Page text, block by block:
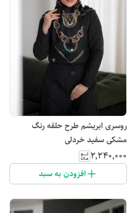
روسری ابریشم طرح حلقه رنگ
مشکی سفید خردلی
۲٬۲۴۰٬۰۰۰
افزودن به سبد